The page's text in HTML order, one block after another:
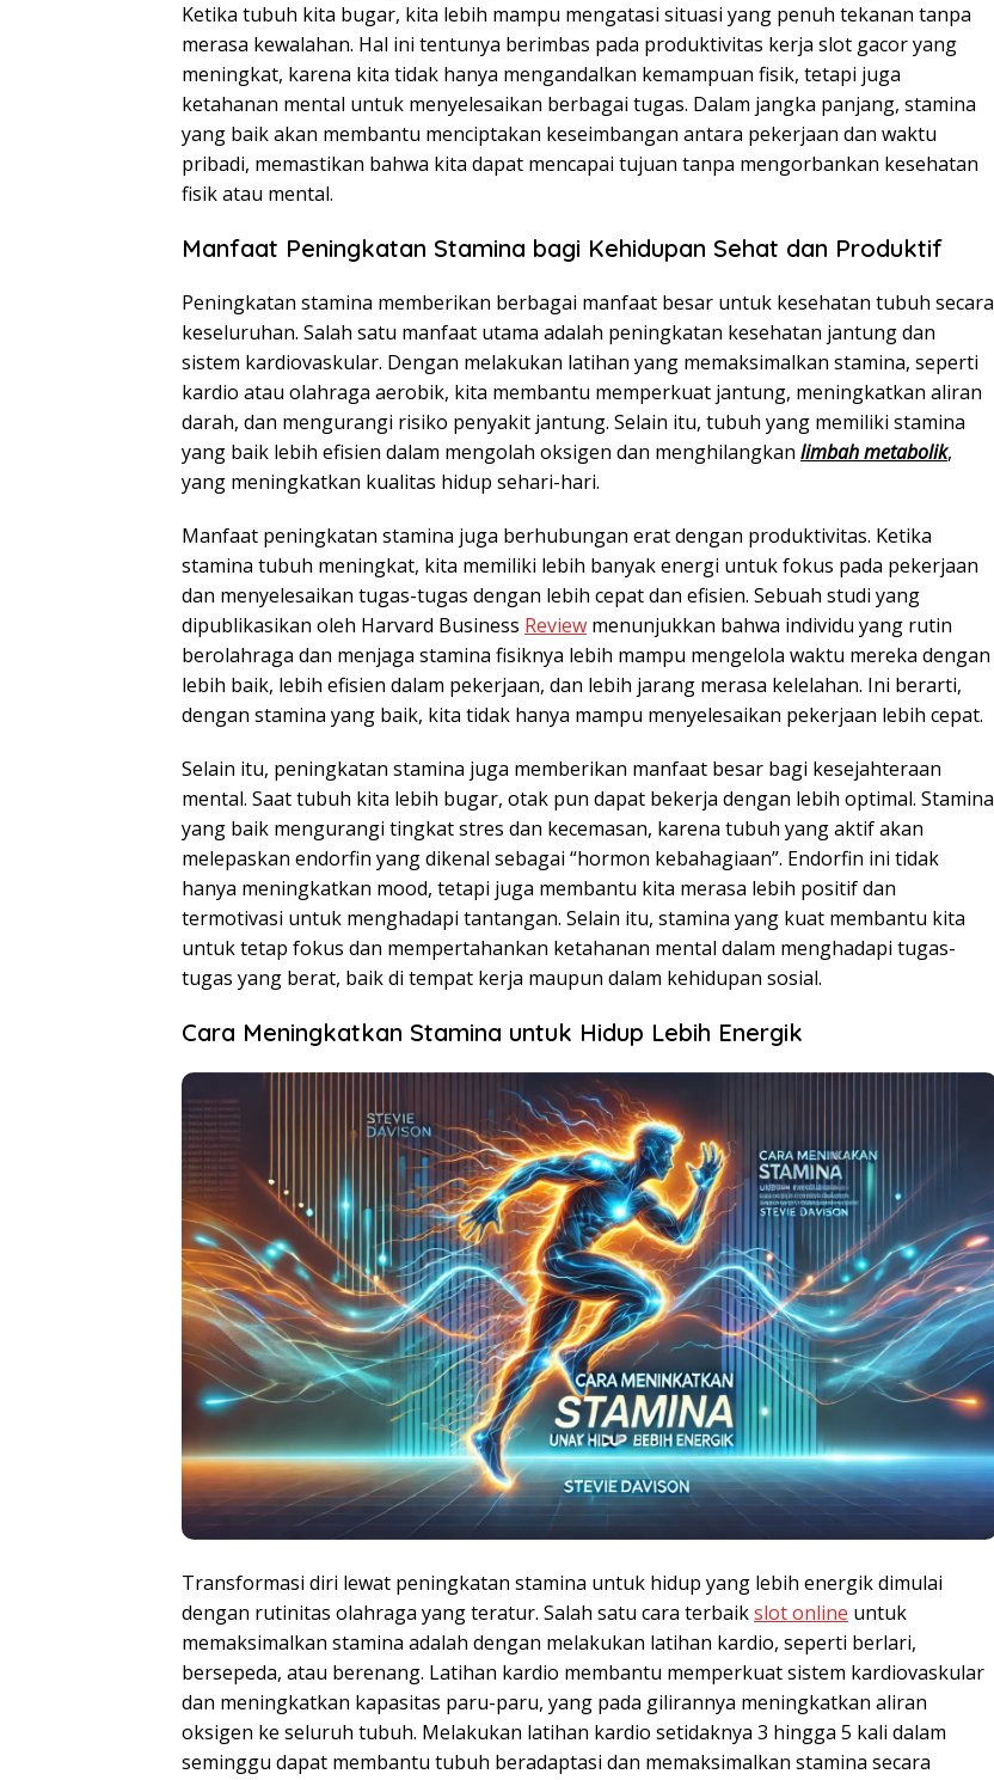
Ketika tubuh kita bugar, kita lebih mampu mengatasi situasi yang penuh tekanan tanpa
merasa kewalahan. Hal ini tentunya berimbas pada produktivitas kerja slot gacor yang
meningkat, karena kita tidak hanya mengandalkan kemampuan fisik, tetapi juga
ketahanan mental untuk menyelesaikan berbagai tugas. Dalam jangka panjang, stamina
yang baik akan membantu menciptakan keseimbangan antara pekerjaan dan waktu
pribadi, memastikan bahwa kita dapat mencapai tujuan tanpa mengorbankan kesehatan
fisik atau mental.
Manfaat Peningkatan Stamina bagi Kehidupan Sehat dan Produktif
Peningkatan stamina memberikan berbagai manfaat besar untuk kesehatan tubuh secara
keseluruhan. Salah satu manfaat utama adalah peningkatan kesehatan jantung dan
sistem kardiovaskular. Dengan melakukan latihan yang memaksimalkan stamina, seperti
kardio atau olahraga aerobik, kita membantu memperkuat jantung, meningkatkan aliran
darah, dan mengurangi risiko penyakit jantung. Selain itu, tubuh yang memiliki stamina
yang baik lebih efisien dalam mengolah oksigen dan menghilangkan limbah metabolik,
yang meningkatkan kualitas hidup sehari-hari.
Manfaat peningkatan stamina juga berhubungan erat dengan produktivitas. Ketika
stamina tubuh meningkat, kita memiliki lebih banyak energi untuk fokus pada pekerjaan
dan menyelesaikan tugas-tugas dengan lebih cepat dan efisien. Sebuah studi yang
dipublikasikan oleh Harvard Business Review menunjukkan bahwa individu yang rutin
berolahraga dan menjaga stamina fisiknya lebih mampu mengelola waktu mereka dengan
lebih baik, lebih efisien dalam pekerjaan, dan lebih jarang merasa kelelahan. Ini berarti,
dengan stamina yang baik, kita tidak hanya mampu menyelesaikan pekerjaan lebih cepat.
Selain itu, peningkatan stamina juga memberikan manfaat besar bagi kesejahteraan
mental. Saat tubuh kita lebih bugar, otak pun dapat bekerja dengan lebih optimal. Stamina
yang baik mengurangi tingkat stres dan kecemasan, karena tubuh yang aktif akan
melepaskan endorfin yang dikenal sebagai “hormon kebahagiaan”. Endorfin ini tidak
hanya meningkatkan mood, tetapi juga membantu kita merasa lebih positif dan
termotivasi untuk menghadapi tantangan. Selain itu, stamina yang kuat membantu kita
untuk tetap fokus dan mempertahankan ketahanan mental dalam menghadapi tugas-
tugas yang berat, baik di tempat kerja maupun dalam kehidupan sosial.
Cara Meningkatkan Stamina untuk Hidup Lebih Energik
Transformasi diri lewat peningkatan stamina untuk hidup yang lebih energik dimulai
dengan rutinitas olahraga yang teratur. Salah satu cara terbaikslot online untuk
memaksimalkan stamina adalah dengan melakukan latihan kardio, seperti berlari,
bersepeda, atau berenang. Latihan kardio membantu memperkuat sistem kardiovaskular
dan meningkatkan kapasitas paru-paru, yang pada gilirannya meningkatkan aliran
oksigen ke seluruh tubuh. Melakukan latihan kardio setidaknya 3 hingga 5 kali dalam
seminggu dapat membantu tubuh beradaptasi dan memaksimalkan stamina secara